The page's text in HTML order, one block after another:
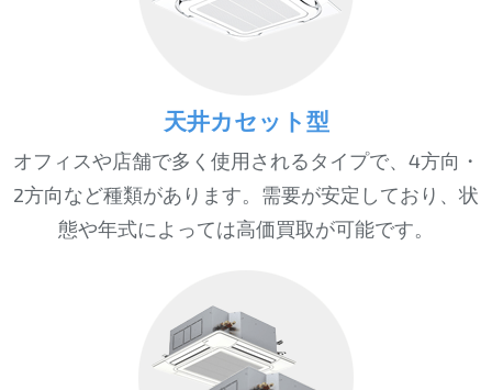
天井カセット型
オフィスや店舗で多く使用されるタイプで、4方向・
2方向など種類があります。需要が安定しており、状
態や年式によっては高価買取が可能です。